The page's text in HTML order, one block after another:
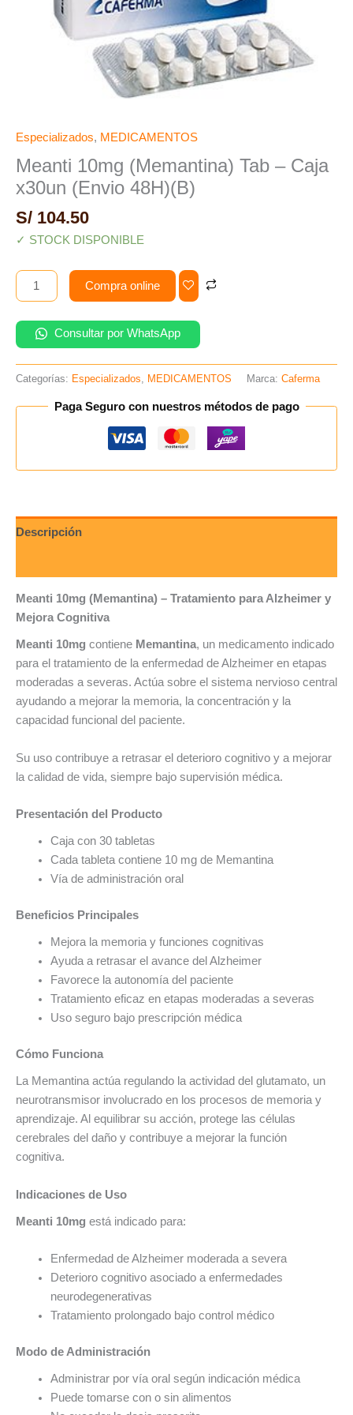
Especializados, MEDICAMENTOS
Meanti 10mg (Memantina) Tab – Caja
x30un (Envio 48H)(B)
S/ 104.50
✓ STOCK DISPONIBLE
Compra online
Consultar por WhatsApp
Categorías: Especializados, MEDICAMENTOS Marca: Caferma
Paga Seguro con nuestros métodos de pago
Descripción
Meanti 10mg (Memantina) – Tratamiento para Alzheimer y
Mejora Cognitiva
Meanti 10mg contiene Memantina, un medicamento indicado
para el tratamiento de la enfermedad de Alzheimer en etapas
moderadas a severas. Actúa sobre el sistema nervioso central
ayudando a mejorar la memoria, la concentración y la
capacidad funcional del paciente.
Su uso contribuye a retrasar el deterioro cognitivo y a mejorar
la calidad de vida, siempre bajo supervisión médica.
Presentación del Producto
Caja con 30 tabletas
Cada tableta contiene 10 mg de Memantina
Vía de administración oral
Beneficios Principales
Mejora la memoria y funciones cognitivas
Ayuda a retrasar el avance del Alzheimer
Favorece la autonomía del paciente
Tratamiento eficaz en etapas moderadas a severas
Uso seguro bajo prescripción médica
Cómo Funciona
La Memantina actúa regulando la actividad del glutamato, un
neurotransmisor involucrado en los procesos de memoria y
aprendizaje. Al equilibrar su acción, protege las células
cerebrales del daño y contribuye a mejorar la función
cognitiva.
Indicaciones de Uso
Meanti 10mg está indicado para:
Enfermedad de Alzheimer moderada a severa
Deterioro cognitivo asociado a enfermedades
neurodegenerativas
Tratamiento prolongado bajo control médico
Modo de Administración
Administrar por vía oral según indicación médica
Puede tomarse con o sin alimentos